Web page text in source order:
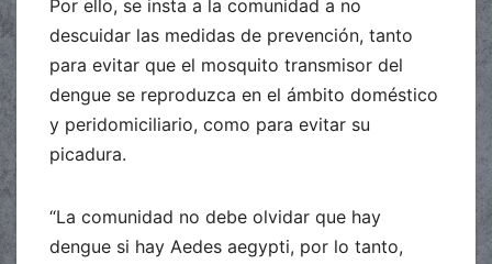
Por ello, se insta a la comunidad a no
descuidar las medidas de prevención, tanto
para evitar que el mosquito transmisor del
dengue se reproduzca en el ámbito doméstico
y peridomiciliario, como para evitar su
picadura.
“La comunidad no debe olvidar que hay
dengue si hay Aedes aegypti, por lo tanto,